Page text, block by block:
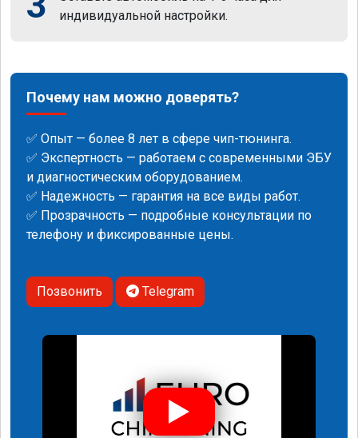
индивидуальной настройки.
Почему нам можно доверять?
✅ Опыт — более 8 лет в сфере чип-тюнинга.
✅ Экспертность — работаем с современными ЭБУ
и диагностическим оборудованием.
✅ Надежность — гарантия на все виды работ.
✅ Прозрачность — подробные консультации по
телефону и фиксированные цены.
Позвонить Telegram